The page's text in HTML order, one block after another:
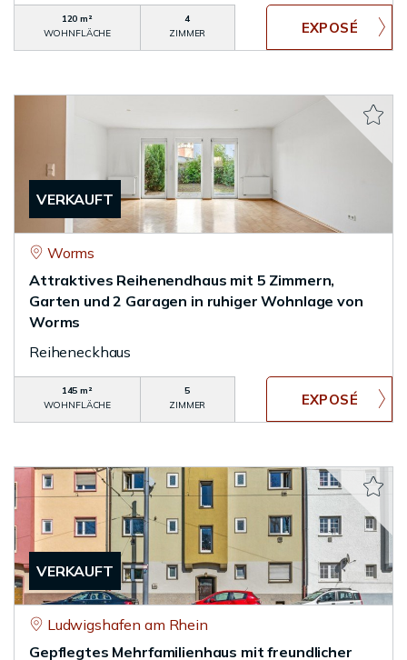
120 m²
WOHNFLÄCHE
4
ZIMMER
VERKAUFT
Worms
Attraktives Reihenendhaus mit 5 Zimmern,
Garten und 2 Garagen in ruhiger Wohnlage von
Worms
Reiheneckhaus
145 m²
WOHNFLÄCHE
5
ZIMMER
VERKAUFT
Ludwigshafen am Rhein
Gepflegtes Mehrfamilienhaus mit freundlicher